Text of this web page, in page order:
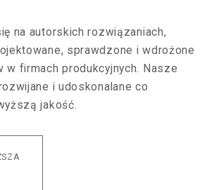
na autorskich rozwiązaniach,
sprawdzone i wdrożone
w firmach produkcyjnych. Nasze
i udoskonalane co
jakość.